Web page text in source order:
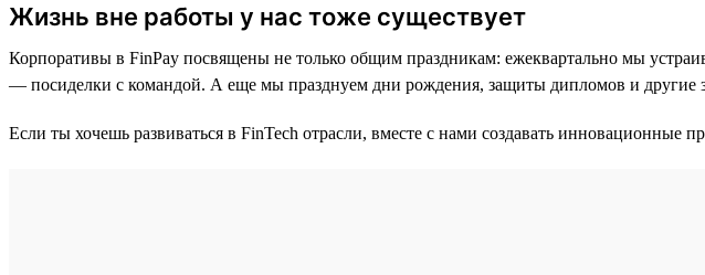
Жизнь вне работы у нас тоже существует
Корпоративы в FinPay посвящены не только общим праздникам: ежеквартально мы
— посиделки с командой. А еще мы празднуем дни рождения, защиты дипломов и другие
Если ты хочешь развиваться в FinTech отрасли, вместе с нами создавать